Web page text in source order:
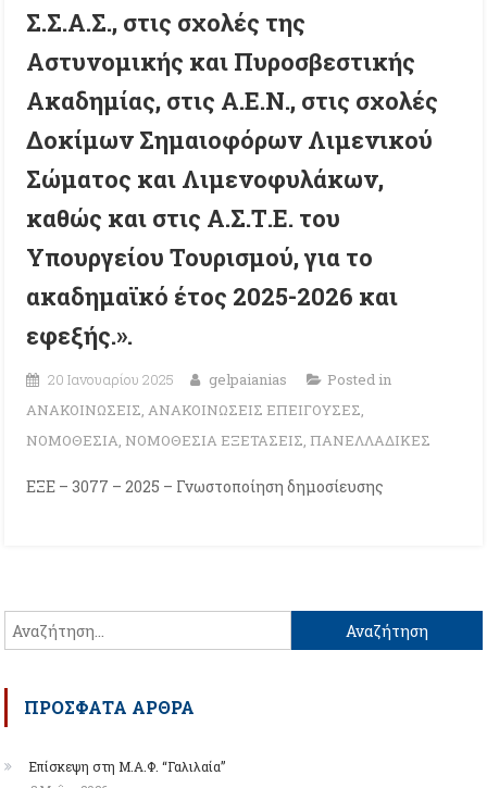
Σ.Σ.Α.Σ., στις σχολές της
Αστυνομικής και Πυροσβεστικής
Ακαδημίας, στις Α.Ε.Ν., στις σχολές
Δοκίμων Σημαιοφόρων Λιμενικού
Σώματος και Λιμενοφυλάκων,
καθώς και στις Α.Σ.Τ.Ε. του
Υπουργείου Τουρισμού, για το
ακαδημαϊκό έτος 2025-2026 και
εφεξής.».
20 Ιανουαρίου 2025 gelpaianias
Posted in
ΑΝΑΚΟΙΝΩΣΕΙΣ,ΑΝΑΚΟΙΝΩΣΕΙΣ ΕΠΕΙΓΟΥΣΕΣ,
ΝΟΜΟΘΕΣΙΑ, ΝΟΜΟΘΕΣΙΑ ΕΞΕΤΑΣΕΙΣ, ΠΑΝΕΛΛΑΔΙΚΕΣ
ΕΞΕ – 3077 – 2025 – Γνωστοποίηση δημοσίευσης
Αναζήτηση
για:
ΠΡΌΣΦΑΤΑ ΆΡΘΡΑ
Επίσκεψη στη Μ.Α.Φ. “Γαλιλαία”